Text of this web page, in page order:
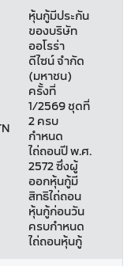
หุ้นกู้มีประกัน
ของบริษัท
ออโรร่า
ดีไซน์ จำกัด
(มหาชน)
ครั้งที่
1/2569 ชุดที่
2 ครบ
กำหนด
ไถ่ถอนปี พ.ศ.
2572 ซึ่งผู้
ออกหุ้นกู้มี
สิทธิไถ่ถอน
หุ้นกู้ก่อนวัน
ครบกำหนด
ไถ่ถอนหุ้นกู้